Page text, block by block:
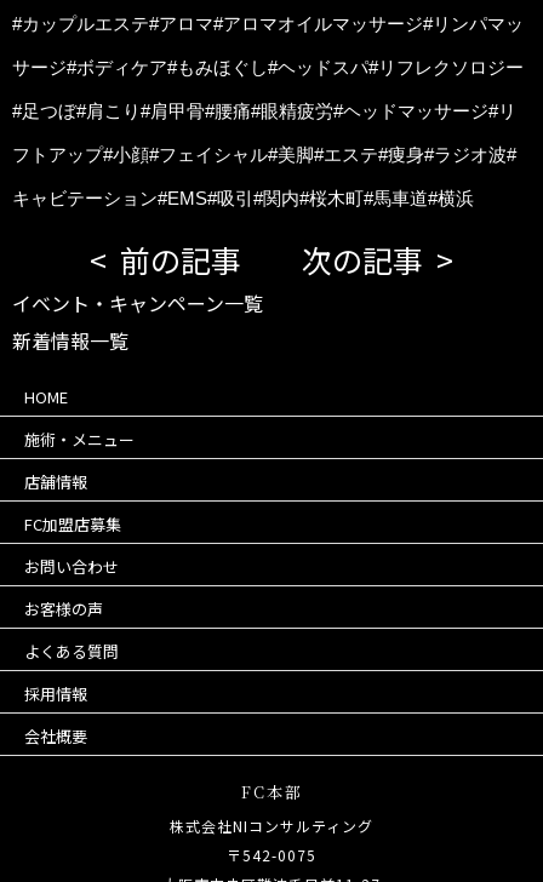
#カップルエステ#アロマ#アロマオイルマッサージ#リンパマッ
サージ#ボディケア#もみほぐし#ヘッドスパ#リフレクソロジー
#足つぼ#肩こり#肩甲骨#腰痛#眼精疲労#ヘッドマッサージ#リ
フトアップ#小顔#フェイシャル#美脚#エステ#痩身#ラジオ波#
キャビテーション#EMS#吸引#関内#桜木町#馬車道#横浜
前の記事 次の記事
イベント・キャンペーン一覧
新着情報一覧
HOME
施術・メニュー
店舗情報
FC加盟店募集
お問い合わせ
お客様の声
よくある質問
採用情報
会社概要
FC本部
株式会社NIコンサルティング
〒542-0075